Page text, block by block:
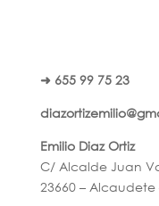
➜ 655 99 75 23
Emilio Diaz Ortiz
C/ Alcalde Juan
23660 – Alcaudete